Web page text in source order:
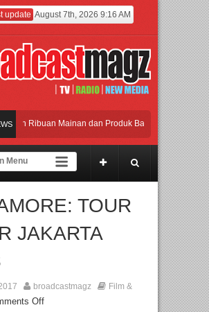
update August 7th, 2026 9:16 AM
Ribuan Mainan dan Produk Bayi dari Seluruh Dunia,
Peluang Bisnis Industri Gifts dan Housewares Asia
Dan Semangat Lokal, BIRKENSTOCK INDONESIA
Ribuan Mainan dan Produk Bayi dari Seluruh Dunia,
TOUR
JAKARTA
broadcastmagz
Film &
Off